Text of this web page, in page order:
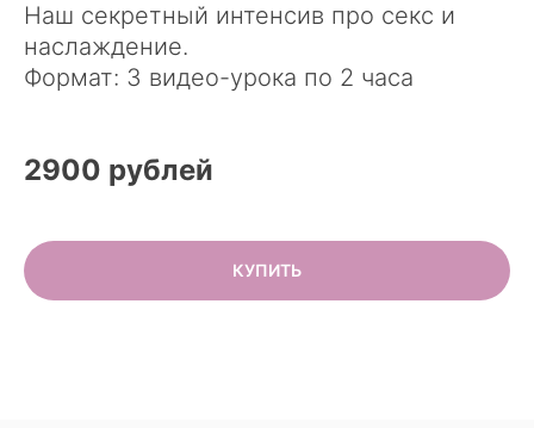
Наш секретный интенсив про секс и
наслаждение.
Формат: 3 видео-урока по 2 часа
2900 рублей
КУПИТЬ